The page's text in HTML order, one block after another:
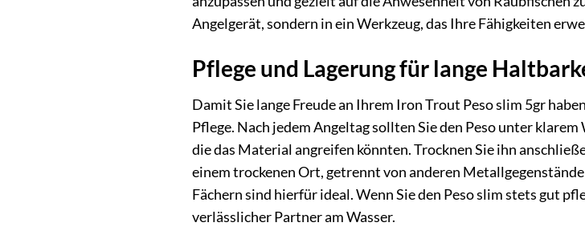
Angelgerät, sondern in ein Werkzeug, das Ihre Fähigkeiten
Pflege und Lagerung für lange
Damit Sie lange Freude an Ihrem Iron Trout Peso slim 5gr
Pflege. Nach jedem Angeltag sollten Sie den Peso unter
die das Material angreifen könnten. Trocknen Sie ihn
einem trockenen Ort, getrennt von anderen
Fächern sind hierfür ideal. Wenn Sie den Peso slim stets gut
verlässlicher Partner am Wasser.